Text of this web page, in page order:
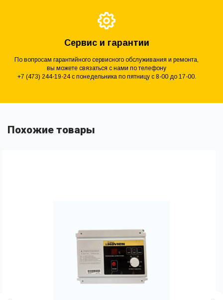
Сервис и гарантии
По вопросам гарантийного сервисного обслуживания и ремонта,
вы можете связаться с нами по телефону
+7 (473) 244-19-24 с понедельника по пятницу с 8-00 до 17-00.
Похожие товары